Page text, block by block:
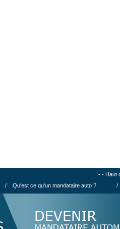
- - Haut
/ Qu'est ce qu'un mandataire auto ? /